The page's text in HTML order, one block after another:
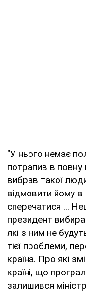
"У нього немає
потрапив в повну
вибрав такої
відмовити йому
сперечатися ...
президент
які з ним не
тієї проблеми,
країна. Про які
країні, що
залишився